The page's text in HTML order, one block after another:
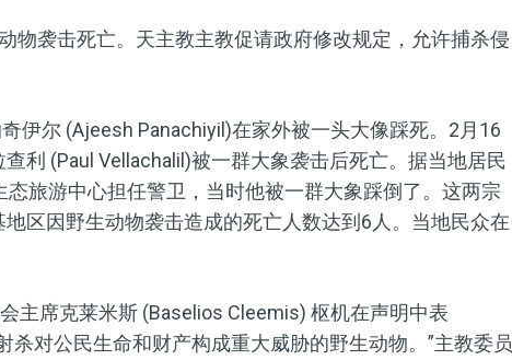
物袭击死亡。 天主教主教促请政府修改规定，允许捕杀侵
伊尔 (Ajeesh Panachiyil)在家外被一头大像踩死。2月16
利 (Paul Vellachalil)被一群大象袭击后死亡。据当地居民
旅游中心担任警卫，当时他被一群大象踩倒 了。这两宗
区因野生动物袭击造成的死亡人数达到 6 人。当地民众在
主席克莱米斯 (Baselios Cleemis) 枢机在声明中表
对公民生命和财产构成重大威胁的野生动物。 ”主教委员